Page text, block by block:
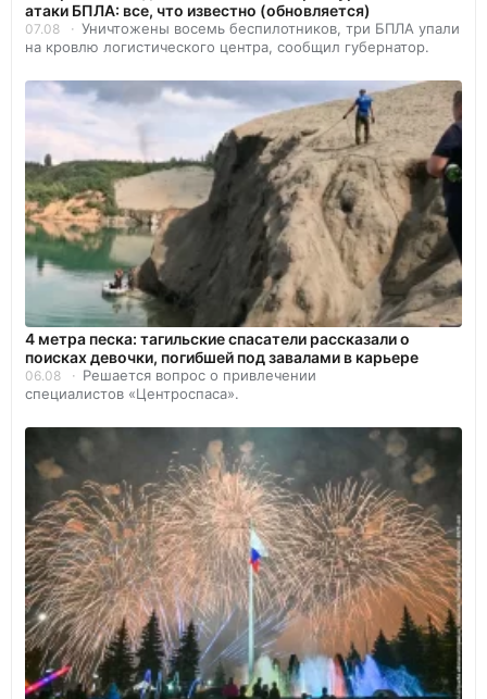
атаки БПЛА: все, что известно (обновляется)
07.08
Уничтожены восемь беспилотников, три БПЛА упали
на кровлю логистического центра, сообщил губернатор.
4 метра песка: тагильские спасатели рассказали о
поисках девочки, погибшей под завалами в карьере
06.08
Решается вопрос о привлечении
специалистов «Центроспаса».